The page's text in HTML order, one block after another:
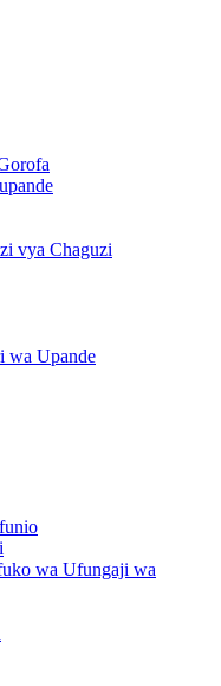
vya Chaguzi
wa Upande
wa Ufungaji wa